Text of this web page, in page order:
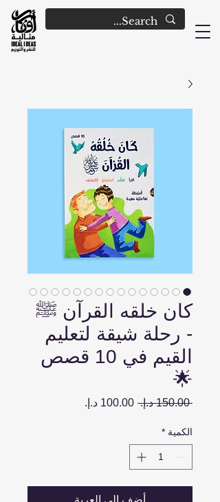
كان خلقه القرآن ﷺ
- رحلة شيقة لتعليم
القيم في 10 قصص
🌟
‏150.00 د.إ.‏
سعر
الكمية *
أضِف إلى العربة